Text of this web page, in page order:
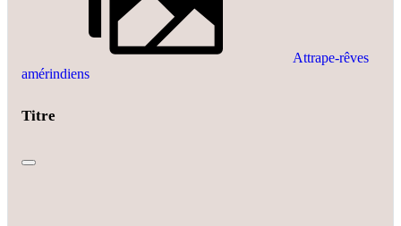
Attrape-rêves
amérindiens
Titre